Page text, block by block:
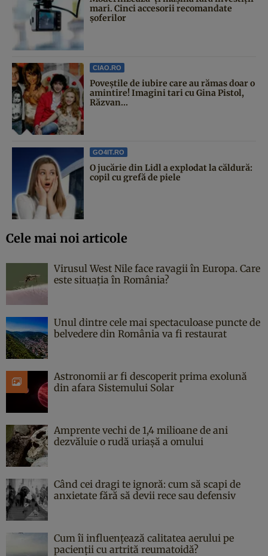
mari. Cinci accesorii recomandate
șoferilor
CIAO.RO
Poveştile de iubire care au rămas doar o
amintire! Imagini tari cu Gina Pistol,
Răzvan...
GO4IT.RO
O jucărie din Lidl a explodat la căldură:
copil cu grefă de piele
Cele mai noi articole
Virusul West Nile face ravagii în Europa. Care
este situația în România?
Unul dintre cele mai spectaculoase puncte de
belvedere din România va fi restaurat
Astronomii ar fi descoperit prima exolună
din afara Sistemului Solar
Amprente vechi de 1,4 milioane de ani
dezvăluie o rudă uriașă a omului
Când cei dragi te ignoră: cum să scapi de
anxietate fără să devii rece sau defensiv
Cum îi influențează calitatea aerului pe
pacienții cu artrită reumatoidă?